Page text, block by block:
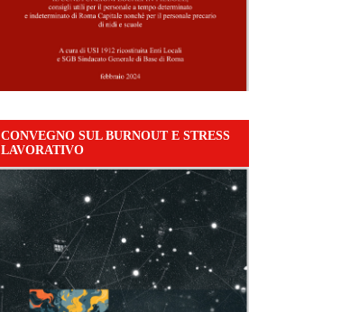
CONVEGNO SUL BURNOUT E STRESS
LAVORATIVO